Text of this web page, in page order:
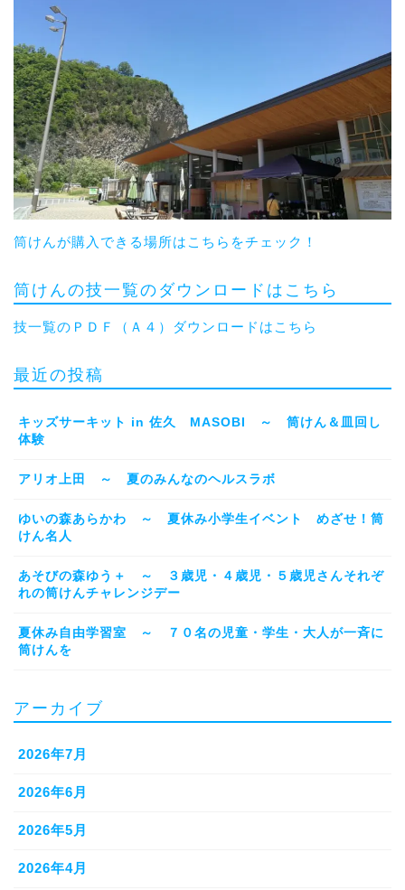
筒けんが購入できる場所はこちらをチェック！
筒けんの技一覧のダウンロードはこちら
技一覧のＰＤＦ（Ａ４）ダウンロードはこちら
最近の投稿
キッズサーキット in 佐久 MASOBI ～ 筒けん＆皿回し
体験
アリオ上田 ～ 夏のみんなのヘルスラボ
ゆいの森あらかわ ～ 夏休み小学生イベント めざせ！筒
けん名人
あそびの森ゆう＋ ～ ３歳児・４歳児・５歳児さんそれぞ
れの筒けんチャレンジデー
夏休み自由学習室 ～ ７０名の児童・学生・大人が一斉に
筒けんを
アーカイブ
2026年7月
2026年6月
2026年5月
2026年4月